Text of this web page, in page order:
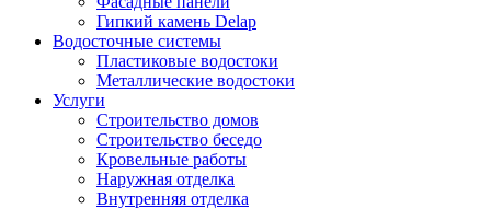
Гипкий камень Delap
Водосточные системы
Пластиковые водостоки
Металлические водостоки
Услуги
Строительство домов
Строительство беседо
Кровельные работы
Наружная отделка
Внутренняя отделка